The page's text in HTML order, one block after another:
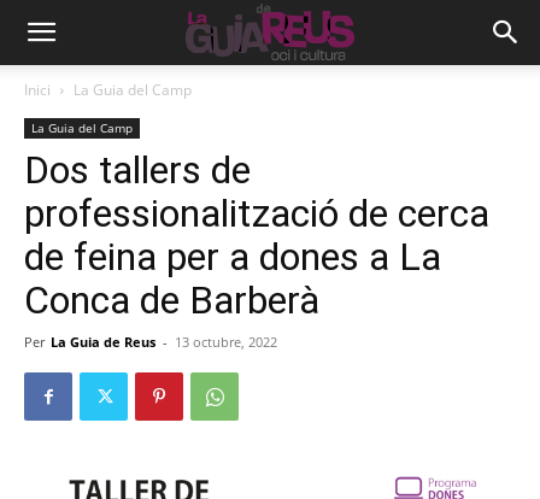
Inici La Guia del Camp
La Guia del Camp
Dos tallers de
professionalització de cerca
de feina per a dones a La
Conca de Barberà
Per La Guia de Reus - 13 octubre, 2022